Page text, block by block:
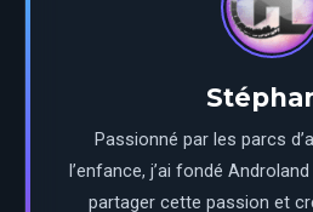
Passionné par les parcs
l’enfance, j’ai fondé
partager cette passion et